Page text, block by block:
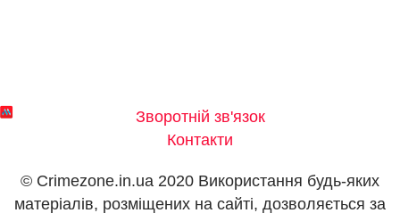
Зворотній зв'язок
Контакти
© Crimezone.in.ua 2020 Використання будь-яких
матеріалів, розміщених на сайті, дозволяється за